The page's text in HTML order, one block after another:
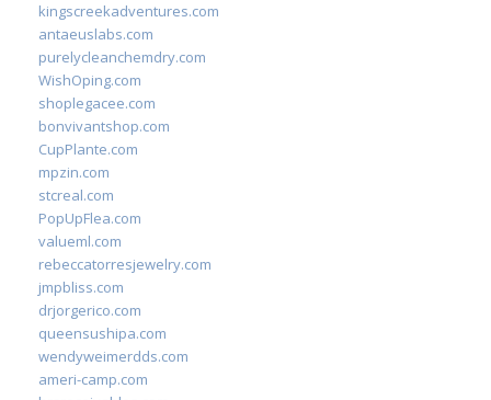
kingscreekadventures.com
antaeuslabs.com
purelycleanchemdry.com
WishOping.com
shoplegacee.com
bonvivantshop.com
CupPlante.com
mpzin.com
stcreal.com
PopUpFlea.com
valueml.com
rebeccatorresjewelry.com
jmpbliss.com
drjorgerico.com
queensushipa.com
wendyweimerdds.com
ameri-camp.com